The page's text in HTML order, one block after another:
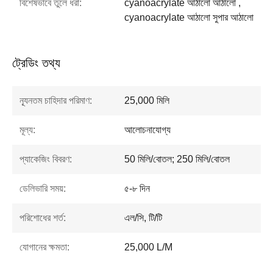
বিশেষভাবে তুলে ধরা:
cyanoacrylate আঠালো আঠালো ,
cyanoacrylate আঠালো সুপার আঠালো
ট্রেডিং তথ্য
ন্যূনতম চাহিদার পরিমাণ: 25,000 মিলি
মূল্য: আলোচনাযোগ্য
প্যাকেজিং বিবরণ: 50 মিলি/বোতল; 250 মিলি/বোতল
ডেলিভারি সময়: ৫-৮ দিন
পরিশোধের শর্ত: এল/সি, টি/টি
যোগানের ক্ষমতা: 25,000 L/M